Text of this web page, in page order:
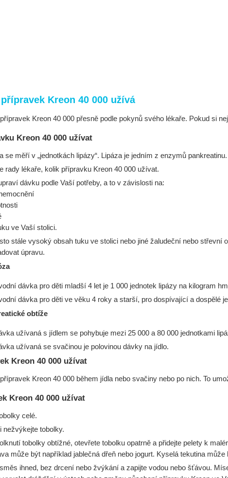
Kreon 40 000 užívá
Kreon 40 000 přesně podle pokynů svého lékaře. Pokud si
Kreon 40 000 užívat
se měří v „jednotkách lipázy“. Lipáza je jedním z enzymů
rady lékaře, kolik přípravku Kreon 40 000 užívat.
dávku podle Vaší potřeby, a to v závislosti na:
ve Vaší stolici.
stále vysoký obsah tuku ve stolici nebo jiné žaludeční nebo
úpravu.
dávka pro děti mladší 4 let je 1 000 jednotek lipázy na kilogram
dávka pro děti ve věku 4 roky a starší, pro dospívající a dospělé
obtíže
užívaná s jídlem se pohybuje mezi 25 000 a 80 000 jednotkami
užívaná se svačinou je polovinou dávky na jídlo.
Kreon 40 000 užívat
Kreon 40 000 během jídla nebo svačiny nebo po nich. To
Kreon 40 000 užívat
celé.
nežvýkejte tobolky.
tobolky obtížné, otevřete tobolku opatrně a přidejte pelety k
může být například jablečná dřeň nebo jogurt. Kyselá tekutina
ihned, bez drcení nebo žvýkání a zapijte vodou nebo šťávou.